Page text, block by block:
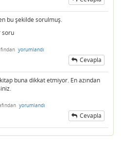
bu şekilde sorulmuş.
soru
yorumlandı
Cevapla
buna dikkat etmiyor. En azından
yorumlandı
Cevapla